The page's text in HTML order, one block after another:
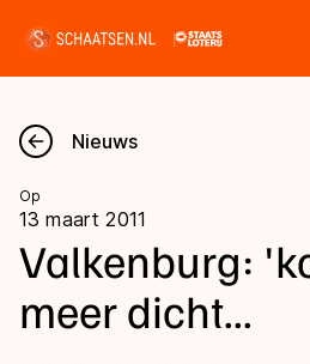
Nieuws
Kalender
Disciplines
Nieuws
Op
13 maart 2011
Valkenburg:
meer dicht...